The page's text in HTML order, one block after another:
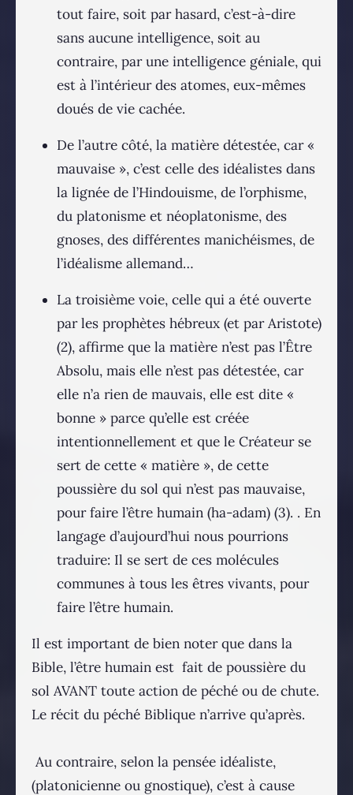
tout faire, soit par hasard, c’est-à-dire
sans aucune intelligence, soit au
contraire, par une intelligence géniale, qui
est à l’intérieur des atomes, eux-mêmes
doués de vie cachée.
De l’autre côté, la matière détestée, car «
mauvaise », c’est celle des idéalistes dans
la lignée de l’Hindouisme, de l’orphisme,
du platonisme et néoplatonisme, des
gnoses, des différentes manichéismes, de
l’idéalisme allemand…
La troisième voie, celle qui a été ouverte
par les prophètes hébreux (et par Aristote)
(2), affirme que la matière n’est pas l’Être
Absolu, mais elle n’est pas détestée, car
elle n’a rien de mauvais, elle est dite «
bonne » parce qu’elle est créée
intentionnellement et que le Créateur se
sert de cette « matière », de cette
poussière du sol qui n’est pas mauvaise,
pour faire l’être humain (ha-adam) (3). . En
langage d’aujourd’hui nous pourrions
traduire: Il se sert de ces molécules
communes à tous les êtres vivants, pour
faire l’être humain.
Il est important de bien noter que dans la
Bible, l’être humain est fait de poussière du
sol AVANT toute action de péché ou de chute.
Le récit du péché Biblique n’arrive qu’après.
Au contraire, selon la pensée idéaliste,
(platonicienne ou gnostique), c’est à cause